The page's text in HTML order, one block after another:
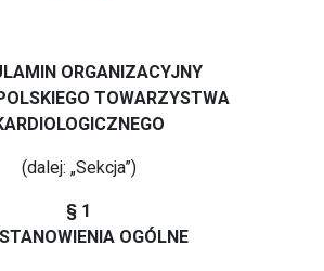
ORGANIZACYJNY
TOWARZYSTWA
(dalej: „Sekcja”)
§ 1
OGÓLNE